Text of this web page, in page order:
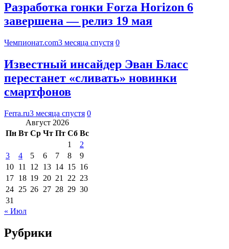
Разработка гонки Forza Horizon 6
завершена — релиз 19 мая
Чемпионат.com3 месяца спустя 0
Известный инсайдер Эван Бласс
перестанет «сливать» новинки
смартфонов
Ferra.ru3 месяца спустя 0
Август 2026
Пн Вт Ср Чт Пт Сб Вс
1
2
3
4 5 6 7 8
9
10 11 12 13 14 15 16
17 18 19 20 21 22 23
24 25 26 27 28 29 30
31
« Июл
Рубрики